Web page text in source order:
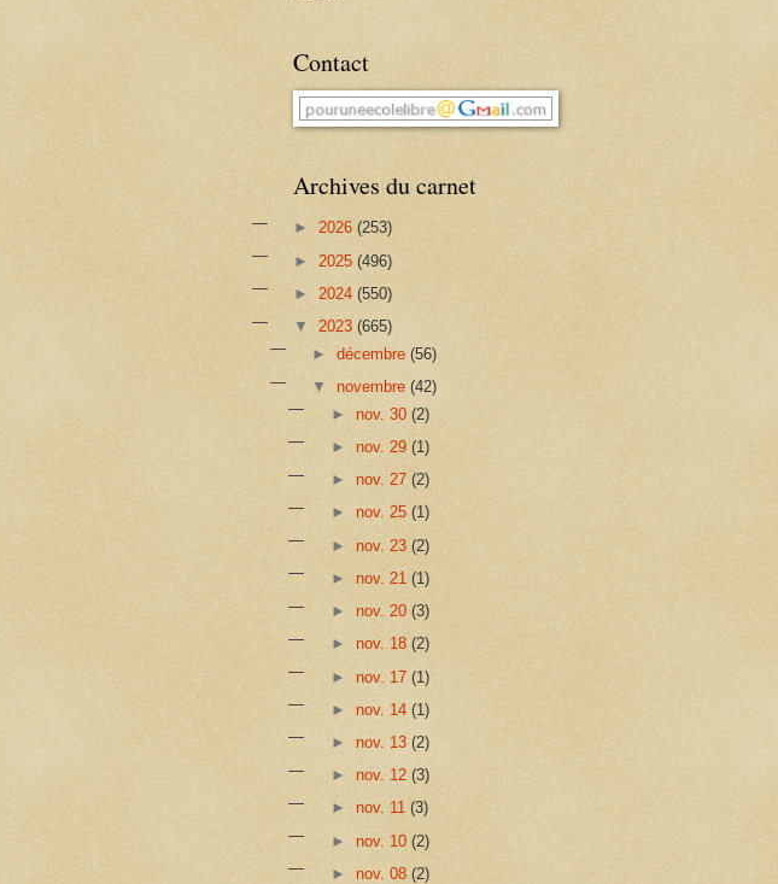
Contact
Archives du carnet
► 2026 (253)
► 2025 (496)
► 2024 (550)
▼ 2023 (665)
►décembre(56)
▼novembre(42)
► nov. 30 (2)
► nov. 29 (1)
► nov. 27 (2)
► nov. 25 (1)
► nov. 23 (2)
► nov. 21 (1)
► nov. 20 (3)
► nov. 18 (2)
► nov. 17 (1)
► nov. 14 (1)
► nov. 13 (2)
► nov. 12 (3)
► nov. 11 (3)
► nov. 10 (2)
► nov. 08 (2)